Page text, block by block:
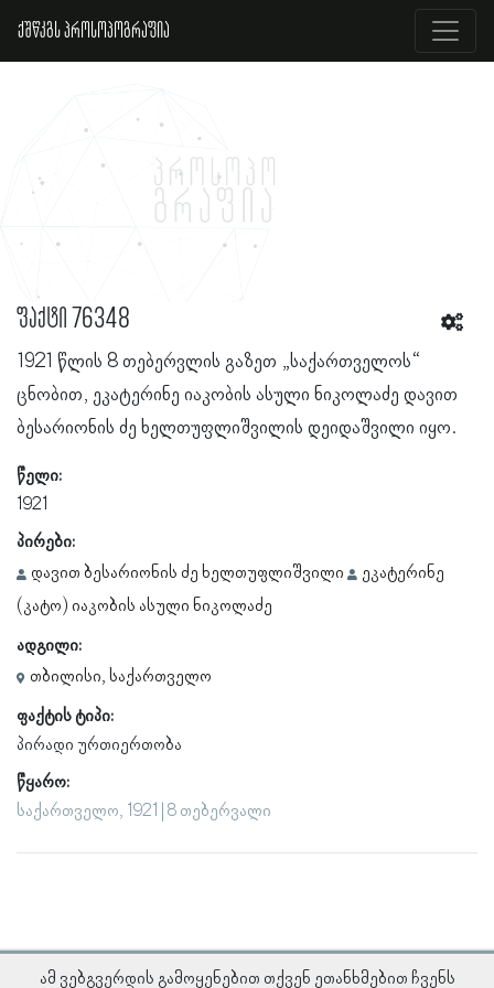
ქშწკგს პროსოპოგრაფია
ფაქტი 76348
1921 წლის 8 თებერვლის გაზეთ „საქართველოს“
ცნობით, ეკატერინე იაკობის ასული ნიკოლაძე დავით
ბესარიონის ძე ხელთუფლიშვილის დეიდაშვილი იყო.
წელი:
1921
პირები:
დავით ბესარიონის ძე ხელთუფლიშვილი
ეკატერინე
(კატო) იაკობის ასული ნიკოლაძე
ადგილი:
თბილისი, საქართველო
ფაქტის ტიპი:
პირადი ურთიერთობა
წყარო:
საქართველო, 1921 | 8 თებერვალი
ამ ვებგვერდის გამოყენებით თქვენ ეთანხმებით ჩვენს